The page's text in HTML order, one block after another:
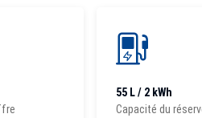
55 L / 2 kWh
Capacité du